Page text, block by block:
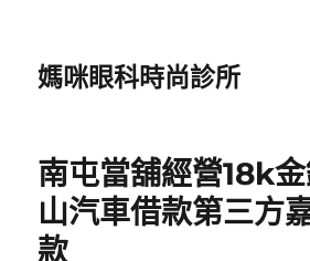
媽咪眼科時尚診所
南屯當舖經營18k
山汽車借款第三方
款